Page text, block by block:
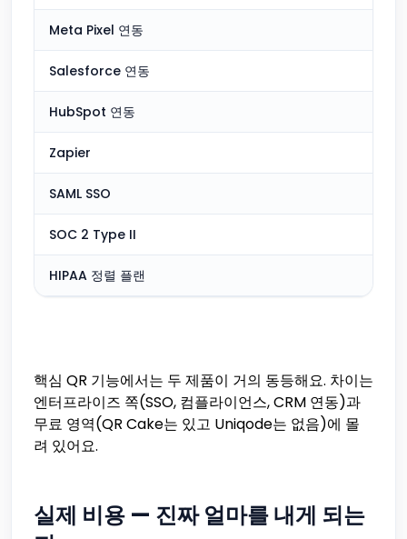
Meta Pixel 연동
Salesforce 연동
HubSpot 연동
Zapier
SAML SSO
SOC 2 Type II
HIPAA 정렬 플랜
핵심 QR 기능에서는 두 제품이 거의 동등해요. 차이는
엔터프라이즈 쪽(SSO, 컴플라이언스, CRM 연동)과
무료 영역(QR Cake는 있고 Uniqode는 없음)에 몰
려 있어요.
실제 비용 — 진짜 얼마를 내게 되는